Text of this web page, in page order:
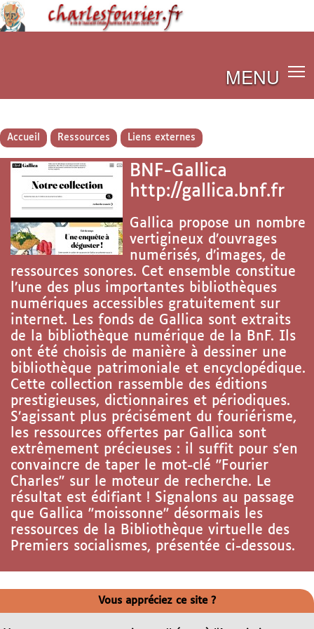
MENU
Accueil Ressources Liens externes
BNF-Gallica
http://gallica.bnf.fr
Gallica propose un nombre
vertigineux d’ouvrages
numérisés, d’images, de
ressources sonores. Cet ensemble constitue
l’une des plus importantes bibliothèques
numériques accessibles gratuitement sur
internet. Les fonds de Gallica sont extraits
de la bibliothèque numérique de la BnF. Ils
ont été choisis de manière à dessiner une
bibliothèque patrimoniale et encyclopédique.
Cette collection rassemble des éditions
prestigieuses, dictionnaires et périodiques.
S’agissant plus précisément du fouriérisme,
les ressources offertes par Gallica sont
extrêmement précieuses : il suffit pour s’en
convaincre de taper le mot-clé "Fourier
Charles" sur le moteur de recherche. Le
résultat est édifiant ! Signalons au passage
que Gallica "moissonne" désormais les
ressources de la Bibliothèque virtuelle des
Premiers socialismes, présentée ci-dessous.
Vous appréciez ce site ?